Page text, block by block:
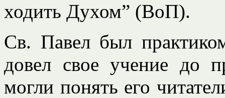
ходить Духом” (ВоП).
Св. Павел был
довел свое учение до
могли понять его